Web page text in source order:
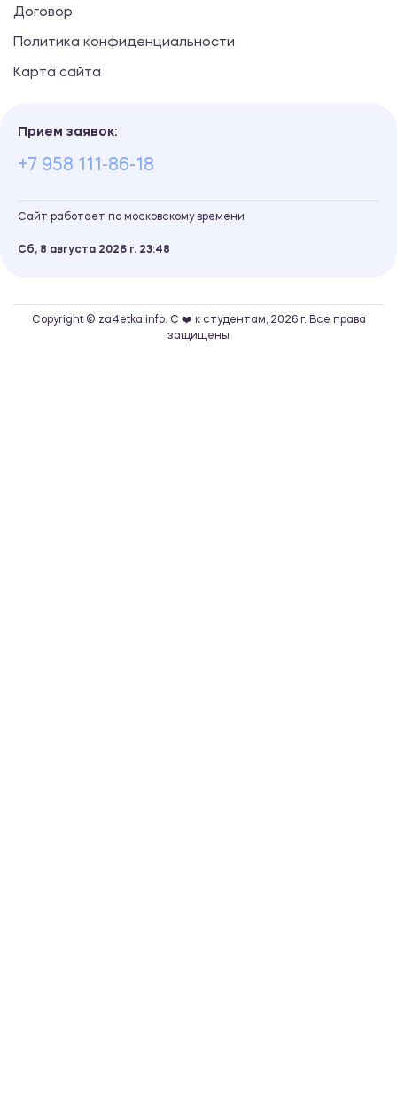
Договор
Политика конфиденциальности
Карта сайта
Прием заявок:
+7 958 111-86-18
Сайт работает по московскому времени
Сб, 8 августа 2026 г. 23 48
Copyright © za4etka.info. С ❤️ к студентам, 2026 г. Все права
защищены